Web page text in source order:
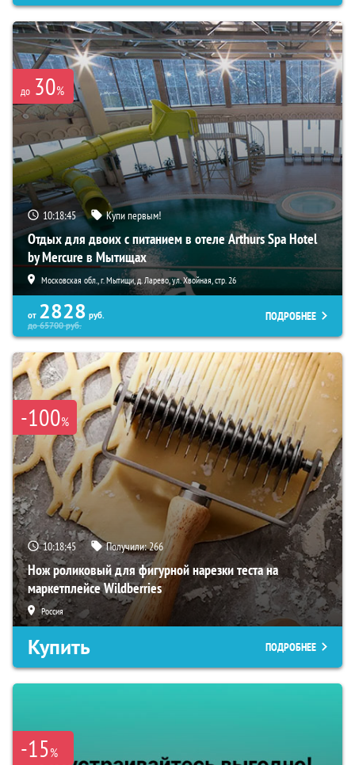
до 30%
10:18:44 Купи первым!
Отдых для двоих с питанием в отеле Arthurs Spa Hotel
by Mercure в Мытищах
Московская обл., г. Мытищи, д. Ларево, ул. Хвойная, стр. 26
от 2828 руб.
до65700руб.
ПОДРОБНЕЕ
-100%
10:18:44 Получили:266
Нож роликовый для фигурной нарезки теста на
маркетплейсе Wildberries
Россия
Купить ПОДРОБНЕЕ
-15%